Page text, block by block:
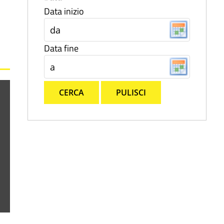
Data inizio
Data fine
CERCA PULISCI